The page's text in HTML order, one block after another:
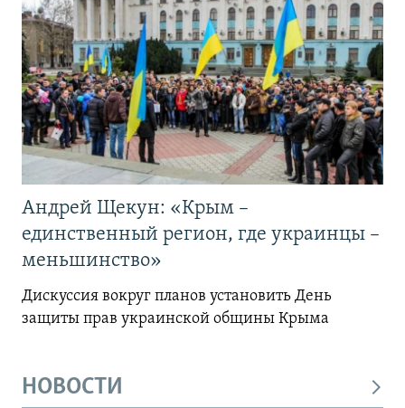
Андрей Щекун: «Крым –
единственный регион, где украинцы –
меньшинство»
Дискуссия вокруг планов установить День
защиты прав украинской общины Крыма
НОВОСТИ